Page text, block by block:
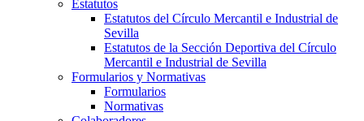
Estatutos
Estatutos del Círculo Mercantil e Industrial de
Sevilla
Estatutos de la Sección Deportiva del Círculo
Mercantil e Industrial de Sevilla
Formularios y Normativas
Formularios
Normativas